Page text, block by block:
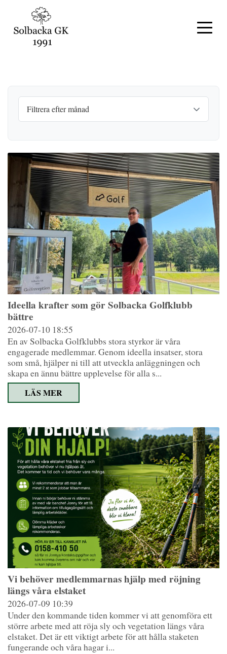
Filtrera efter månad
Ideella krafter som gör Solbacka Golfklubb
bättre
2026-07-10 18:55
En av Solbacka Golfklubbs stora styrkor är våra
engagerade medlemmar. Genom ideella insatser, stora
som små, hjälper ni till att utveckla anläggningen och
skapa en ännu bättre upplevelse för alla s...
LÄS MER
Vi behöver medlemmarnas hjälp med röjning
längs våra elstaket
2026-07-09 10:39
Under den kommande tiden kommer vi att genomföra ett
större arbete med att röja sly och vegetation längs våra
elstaket. Det är ett viktigt arbete för att hålla staketen
fungerande och våra hagar i...